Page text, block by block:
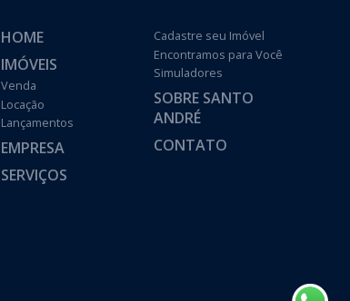
HOME
IMÓVEIS
Venda
Locação
Lançamentos
EMPRESA
SERVIÇOS
Cadastre seu Imóvel
Encontramos para Você
Simuladores
SOBRE SANTO
ANDRÉ
CONTATO